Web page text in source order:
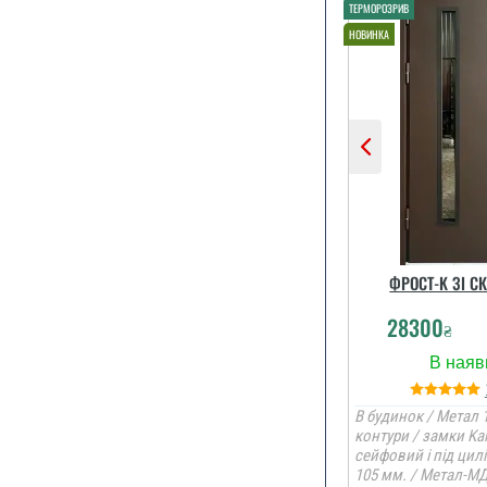
ФРОСТ-K ЗІ
28300₴
В будинок / Метал
контури / замки
сейфовий і під
105 мм. / Метал-